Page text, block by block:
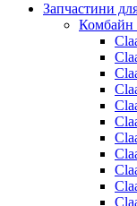
Запчастини
Комбайн